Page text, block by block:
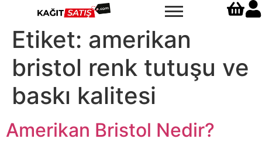
Etiket: amerikan
bristol renk tutuşu ve
baskı kalitesi
Amerikan Bristol Nedir?